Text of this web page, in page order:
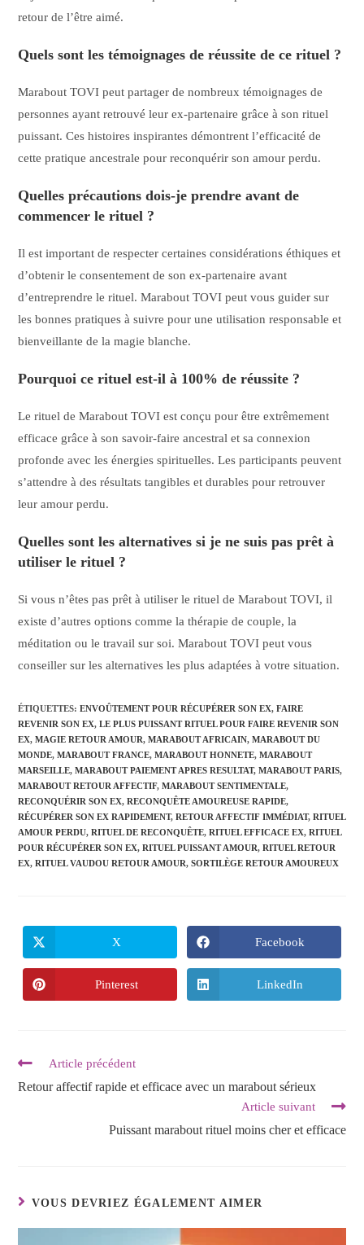
retour de l’être aimé.
Quels sont les témoignages de réussite de ce rituel ?
Marabout TOVI peut partager de nombreux témoignages de
personnes ayant retrouvé leur ex-partenaire grâce à son rituel
puissant. Ces histoires inspirantes démontrent l’efficacité de
cette pratique ancestrale pour reconquérir son amour perdu.
Quelles précautions dois-je prendre avant de
commencer le rituel ?
Il est important de respecter certaines considérations éthiques et
d’obtenir le consentement de son ex-partenaire avant
d’entreprendre le rituel. Marabout TOVI peut vous guider sur
les bonnes pratiques à suivre pour une utilisation responsable et
bienveillante de la magie blanche.
Pourquoi ce rituel est-il à 100% de réussite ?
Le rituel de Marabout TOVI est conçu pour être extrêmement
efficace grâce à son savoir-faire ancestral et sa connexion
profonde avec les énergies spirituelles. Les participants peuvent
s’attendre à des résultats tangibles et durables pour retrouver
leur amour perdu.
Quelles sont les alternatives si je ne suis pas prêt à
utiliser le rituel ?
Si vous n’êtes pas prêt à utiliser le rituel de Marabout TOVI, il
existe d’autres options comme la thérapie de couple, la
méditation ou le travail sur soi. Marabout TOVI peut vous
conseiller sur les alternatives les plus adaptées à votre situation.
ÉTIQUETTES:ENVOÛTEMENT POUR RÉCUPÉRER SON EX, FAIRE
REVENIR SON EX, LE PLUS PUISSANT RITUEL POUR FAIRE REVENIR SON
EX, MAGIE RETOUR AMOUR, MARABOUT AFRICAIN, MARABOUT DU
MONDE, MARABOUT FRANCE, MARABOUT HONNETE, MARABOUT
MARSEILLE, MARABOUT PAIEMENT APRES RESULTAT, MARABOUT PARIS,
MARABOUT RETOUR AFFECTIF, MARABOUT SENTIMENTALE,
RECONQUÉRIR SON EX, RECONQUÊTE AMOUREUSE RAPIDE,
RÉCUPÉRER SON EX RAPIDEMENT, RETOUR AFFECTIF IMMÉDIAT, RITUEL
AMOUR PERDU, RITUEL DE RECONQUÊTE, RITUEL EFFICACE EX, RITUEL
POUR RÉCUPÉRER SON EX, RITUEL PUISSANT AMOUR, RITUEL RETOUR
EX, RITUEL VAUDOU RETOUR AMOUR, SORTILÈGE RETOUR AMOUREUX
X Facebook
Pinterest LinkedIn
Article précédent
Retour affectif rapide et efficace avec un marabout sérieux
Article suivant
Puissant marabout rituel moins cher et efficace
VOUS DEVRIEZ ÉGALEMENT AIMER